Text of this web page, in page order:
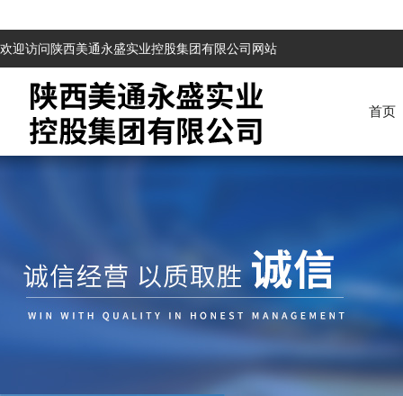
欢迎访问陕西美通永盛实业控股集团有限公司网站
首页